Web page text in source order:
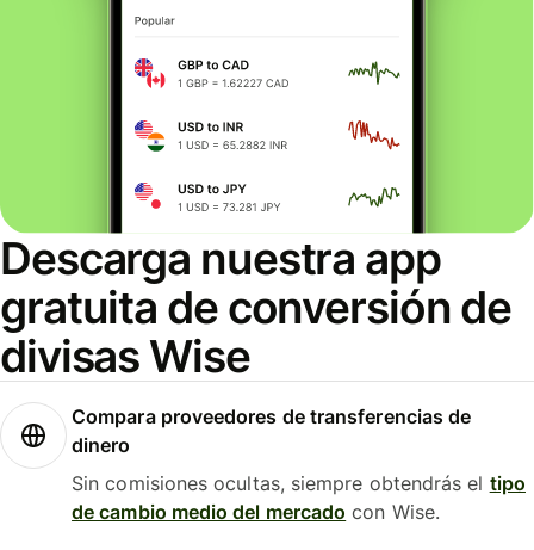
Descarga nuestra app
gratuita de conversión de
divisas Wise
Compara proveedores de transferencias de
dinero
Sin comisiones ocultas, siempre obtendrás el tipo
de cambio medio del mercado con Wise.